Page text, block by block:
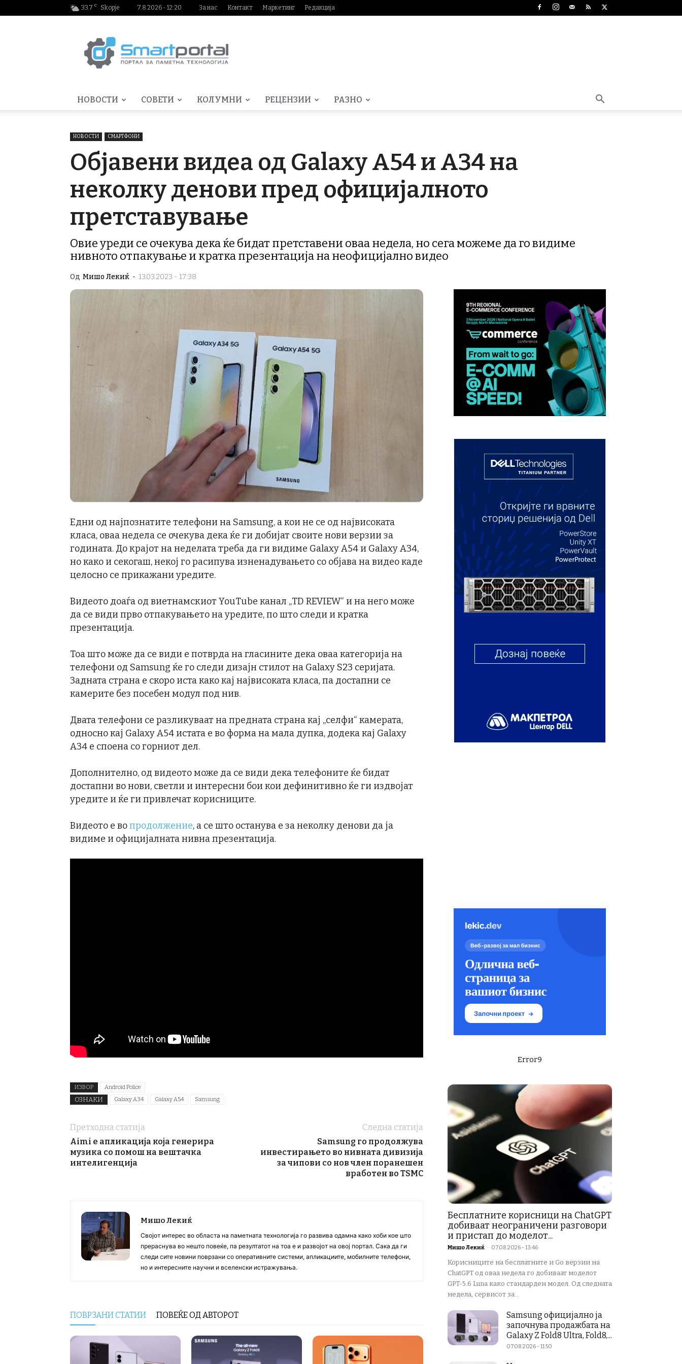
33.7 C Skopje 7.8.2026 - 12:20 За нас Контакт Маркетинг Редакција
НОВОСТИ СОВЕТИ КОЛУМНИ РЕЦЕНЗИИ РАЗНО
НОВОСТИ СМАРТФОНИ
Објавени видеа од Galaxy A54 и A34 на
неколку денови пред официјалното
претставување
Овие уреди се очекува дека ќе бидат претставени оваа недела, но сега можеме да го видиме
нивното отпакување и кратка презентација на неофицијално видео
Од Мишо Лекиќ - 13.03.2023 - 17:38
Едни од најпознатите телефони на Samsung, а кои не се од највисоката
класа, оваа недела се очекува дека ќе ги добијат своите нови верзии за
годината. До крајот на неделата треба да ги видиме Galaxy A54 и Galaxy A34,
но како и секогаш, некој го расипува изненадувањето со објава на видео каде
целосно се прикажани уредите.
Видеото доаѓа од виетнамскиот YouTube канал „TD REVIEW“ и на него може
да се види прво отпакувањето на уредите, по што следи и кратка
презентација.
Тоа што може да се види е потврда на гласините дека оваа категорија на
телефони од Samsung ќе го следи дизајн стилот на Galaxy S23 серијата.
Задната страна е скоро иста како кај највисоката класа, па достапни се
камерите без посебен модул под нив.
Двата телефони се разликуваат на предната страна кај „селфи“ камерата,
односно кај Galaxy A54 истата е во форма на мала дупка, додека кај Galaxy
A34 е споена со горниот дел.
Дополнително, од видеото може да се види дека телефоните ќе бидат
достапни во нови, светли и интересни бои кои дефинитивно ќе ги издвојат
уредите и ќе ги привлечат корисниците.
Видеото е вопродолжение, а се што останува е за неколку денови да ја
видиме и официјалната нивна презентација.
ИЗВОР Android Police
ОЗНАКИ Galaxy A34 Galaxy A54 Samsung
Претходна статија
Aimi е апликација која генерира
музика со помош на вештачка
интелигенција
Следна статија
Samsung го продолжува
инвестирањето во нивната дивизија
за чипови со нов член поранешен
вработен во TSMC
Мишо Лекиќ
Својот интерес во областа на паметната технологија го развива одамна како хоби кое што
прераснува во нешто повеќе, па резултатот на тоа е и развојот на овој портал. Сака да ги
следи сите новини поврзани со оперативните системи, апликациите, мобилните телефони,
но и интересните научни и вселенски истражувања.
ПОВРЗАНИ СТАТИИ ПОВЕЌЕ ОД АВТОРОТ
Error9
Бесплатните корисници на ChatGPT
добиваат неограничени разговори
и пристап до моделот...
Мишо Лекиќ - 07.08.2026 - 13:46
Корисниците на бесплатните и Go верзии на
ChatGPT од оваа недела го добиваат моделот
GPT-5.6 Luna како стандарден модел. Од следната
недела, сервисот за...
Samsung официјално ја
започнува продажбата на
Galaxy Z Fold8 Ultra, Fold8,...
07.08.2026 - 11:50